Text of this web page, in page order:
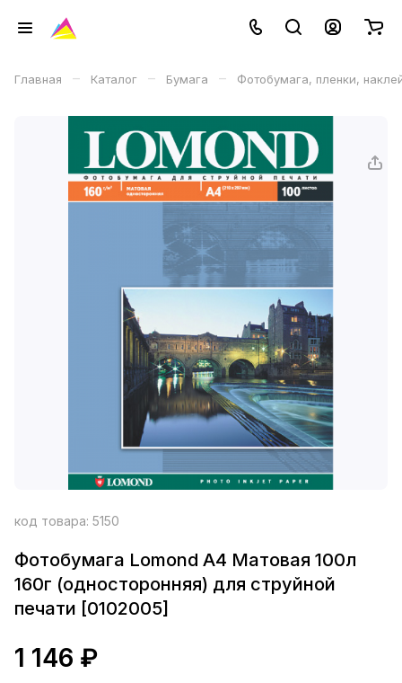
Главная – Каталог – Бумага – Фотобумага, пленки,
код товара: 5150
Фотобумага Lomond A4 Матовая 100л
160г (односторонняя) для струйной
печати [0102005]
1 146 ₽